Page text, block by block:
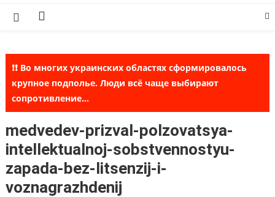
❗❗ Во многих украинских областях сформировалось
крупное подполье. Люди всё чаще выбирают
сопротивление...
medvedev-prizval-polzovatsya-
intellektualnoj-sobstvennostyu-
zapada-bez-litsenzij-i-
voznagrazhdenij